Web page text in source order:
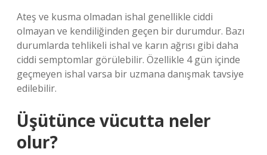
Ateş ve kusma olmadan ishal genellikle ciddi
olmayan ve kendiliğinden geçen bir durumdur. Bazı
durumlarda tehlikeli ishal ve karın ağrısı gibi daha
ciddi semptomlar görülebilir. Özellikle 4 gün içinde
geçmeyen ishal varsa bir uzmana danışmak tavsiye
edilebilir.
Üşütünce vücutta neler
olur?